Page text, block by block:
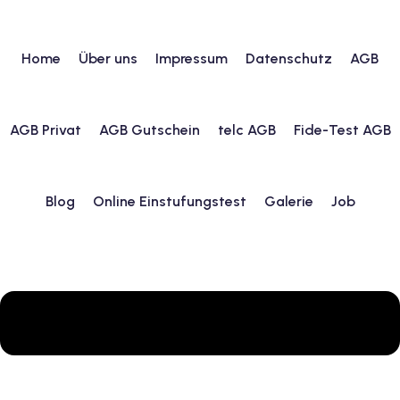
Home Über uns Impressum Datenschutz AGB
AGB Privat AGB Gutschein telc AGB Fide-Test AGB
Blog Online Einstufungstest Galerie Job